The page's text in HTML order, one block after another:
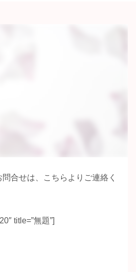
合せは、こちらよりご連絡く
title=”無題”]